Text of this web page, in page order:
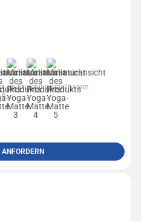
im Etui mit verstellbarem